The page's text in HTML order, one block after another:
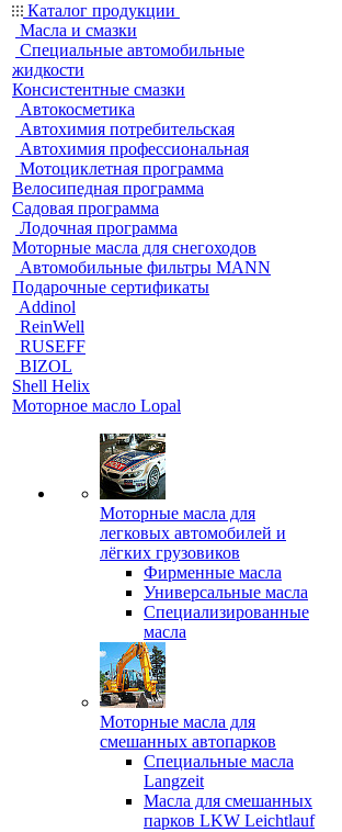
Каталог продукции
Масла и смазки
Специальные автомобильные
жидкости
Консистентные смазки
Автокосметика
Автохимия потребительская
Автохимия профессиональная
Мотоциклетная программа
Велосипедная программа
Садовая программа
Лодочная программа
Моторные масла для снегоходов
Автомобильные фильтры MANN
Подарочные сертификаты
Addinol
ReinWell
RUSEFF
BIZOL
Shell Helix
Моторное масло Lopal
Моторные масла для
легковых автомобилей и
лёгких грузовиков
Фирменные масла
Универсальные масла
Специализированные
масла
Моторные масла для
смешанных автопарков
Специальные масла
Langzeit
Масла для смешанных
парков LKW Leichtlauf